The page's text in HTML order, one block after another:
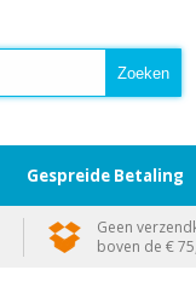
Gespreide Betaling
Geen
boven de €